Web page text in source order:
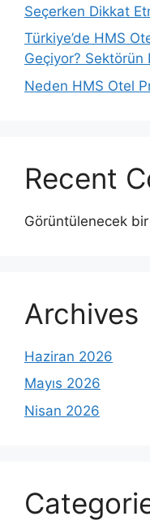
Seçerken Dikkat
Türkiye’de HMS
Geçiyor?
Neden HMS Otel
Recent
Görüntülenecek
Archives
Haziran 2026
Mayıs 2026
Nisan 2026